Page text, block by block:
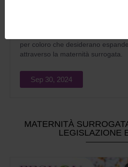
per coloro che desiderano
attraverso la maternità surrogata.
Sep 30, 2024
MATERNITÀ
LEGISLAZIONE